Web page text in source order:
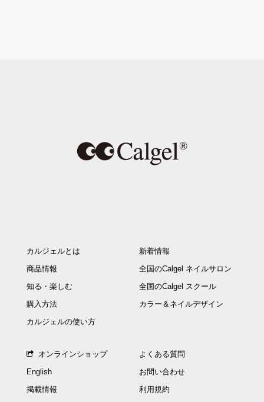
カルジェルとは
商品情報
知る・楽しむ
購入方法
カルジェルの使い方
新着情報
全国のCalgel ネイルサロン
全国のCalgel スクール
カラー＆ネイルデザイン
オンラインショップ
English
掲載情報
よくある質問
お問い合わせ
利用規約